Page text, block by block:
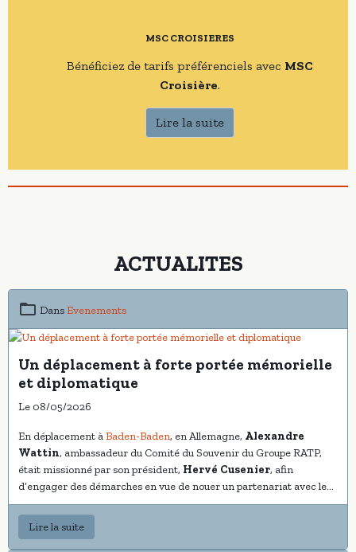
MSC CROISIERES
Bénéficiez de tarifs préférenciels avec MSC
Croisière.
Lire la suite
ACTUALITES
DansEvenements
Un déplacement à forte portée mémorielle
et diplomatique
Le 08/05/2026
En déplacement àBaden-Baden, en Allemagne, Alexandre
Wattin, ambassadeur du Comité du Souvenir du Groupe RATP,
était missionné par son président, Hervé Cusenier, afin
d’engager des démarches en vue de nouer un partenariat avec les
autorités franco-allemandes et de travailler à l’élaboration de
projets de sorties culturelles et mémorielles au bénéfice des
adhérents.
Lire la suite